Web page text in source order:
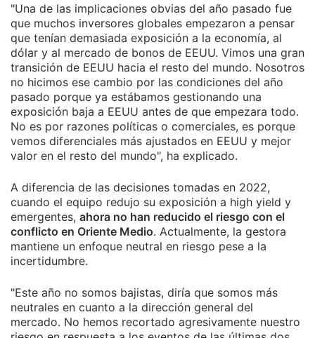
"Una de las implicaciones obvias del año pasado fue
que muchos inversores globales empezaron a pensar
que tenían demasiada exposición a la economía, al
dólar y al mercado de bonos de EEUU. Vimos una gran
transición de EEUU hacia el resto del mundo. Nosotros
no hicimos ese cambio por las condiciones del año
pasado porque ya estábamos gestionando una
exposición baja a EEUU antes de que empezara todo.
No es por razones políticas o comerciales, es porque
vemos diferenciales más ajustados en EEUU y mejor
valor en el resto del mundo", ha explicado.
A diferencia de las decisiones tomadas en 2022,
cuando el equipo redujo su exposición a high yield y
emergentes, ahora no han reducido el riesgo con el
conflicto en Oriente Medio. Actualmente, la gestora
mantiene un enfoque neutral en riesgo pese a la
incertidumbre.
"Este año no somos bajistas, diría que somos más
neutrales en cuanto a la dirección general del
mercado. No hemos recortado agresivamente nuestro